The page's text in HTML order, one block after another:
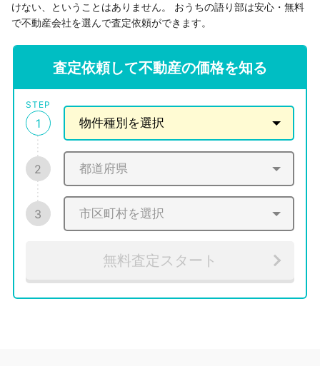
けない、ということはありません。 おうちの語り部は安心・無料
で不動産会社を選んで査定依頼ができます。
査定依頼して不動産の価格を知る
STEP
1
2
3
無料査定スタート